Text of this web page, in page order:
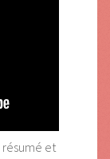
résumé et